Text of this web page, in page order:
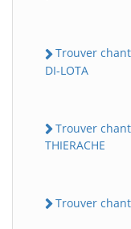
Trouver
DI-LOTA
Trouver
THIERACHE
Trouver